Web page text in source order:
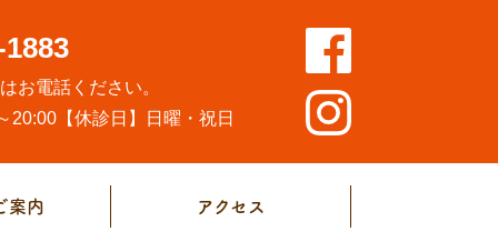
お電話ください。
20:00【休診日】日曜・祝日
案内 アクセス